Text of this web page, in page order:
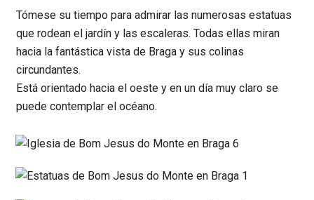
Tómese su tiempo para admirar las numerosas estatuas
que rodean el jardín y las escaleras. Todas ellas miran
hacia la fantástica vista de Braga y sus colinas
circundantes.
Está orientado hacia el oeste y en un día muy claro se
puede contemplar el océano.